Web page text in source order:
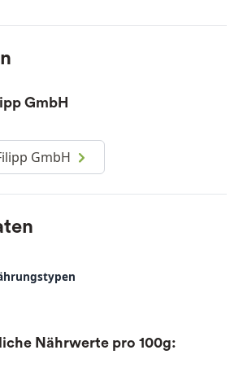
GmbH
GmbH
Nährwerte pro 100g: